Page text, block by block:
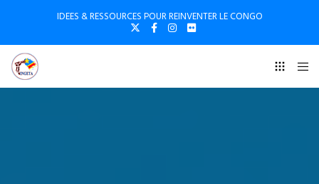
IDEES & RESSOURCES POUR REINVENTER LE CONGO